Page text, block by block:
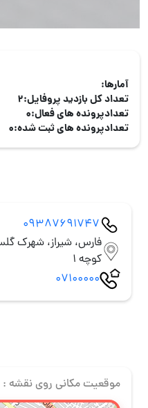
آمارها:
تعداد کل بازدید پروفایل:2
تعدادپرونده های فعال:0
تعدادپرونده های ثبت شده:0
09387691747
فارس، شیراز، شهرک
کوچه 1
07100000
موقعیت مکانی روی نقشه :